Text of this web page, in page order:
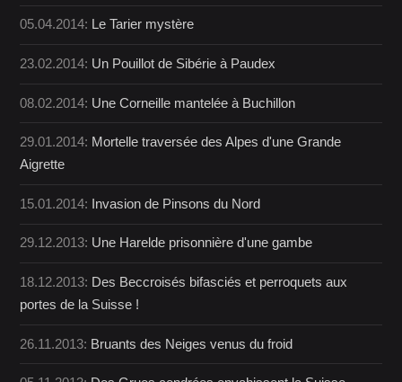
05.04.2014: Le Tarier mystère
23.02.2014: Un Pouillot de Sibérie à Paudex
08.02.2014: Une Corneille mantelée à Buchillon
29.01.2014: Mortelle traversée des Alpes d'une Grande
Aigrette
15.01.2014: Invasion de Pinsons du Nord
29.12.2013: Une Harelde prisonnière d'une gambe
18.12.2013: Des Beccroisés bifasciés et perroquets aux
portes de la Suisse !
26.11.2013: Bruants des Neiges venus du froid